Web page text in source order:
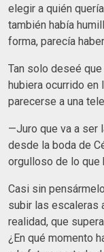
elegir a quién
también había
forma, parecía
Tan solo deseé
hubiera ocurrido en
parecerse a una
—Juro que va a ser
desde la boda de
orgulloso de lo que
Casi sin
subir las escaleras
realidad, que
¿En qué momento